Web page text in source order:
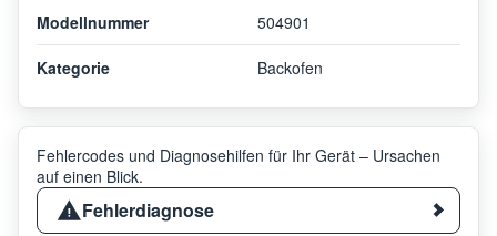
Modellnummer 504901
Kategorie Backofen
Fehlercodes und Diagnosehilfen für Ihr Gerät – Ursachen
auf einen Blick.
Fehlerdiagnose